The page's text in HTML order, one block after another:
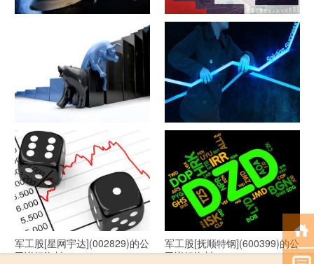
军工股[隆盛科技](300680)的公
军工股[钢研高纳](300034)的公
司详细资料
军工股[--](002335)的公司详细
资料
军工股[华自科技](300490)的公
司详细资料
军工股[星网宇达](002829)的公
司详细资料
军工股[抚顺特钢](600399)的公
司详细资料